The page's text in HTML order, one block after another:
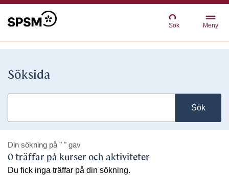
Sök Meny
Söksida
Sök
Din sökning på " " gav
0 träffar på kurser och aktiviteter
Du fick inga träffar på din sökning.